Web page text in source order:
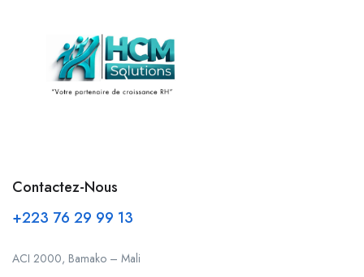
Contactez-Nous
+223 76 29 99 13
ACI 2000, Bamako – Mali